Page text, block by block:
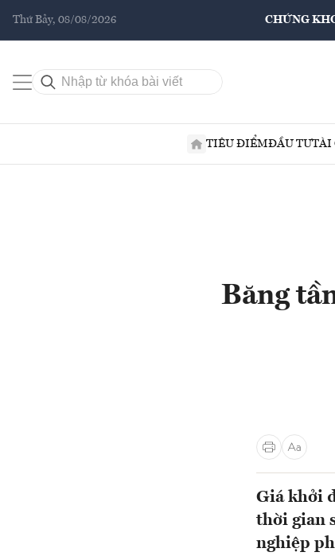
Thứ Bảy, 08/08/2026 CHỨNG
TIÊU ĐIỂMĐẦU TƯTÀI
Băng
Giá khởi
thời gian
nghiệp